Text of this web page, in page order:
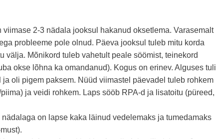
viimase 2-3 nädala jooksul hakanud oksetlema. Varasemalt
probleeme pole olnud. Päeva jooksul tuleb mitu korda
välja. Mõnikord tuleb vahetult peale söömist, teinekord
okse lõhna ka omandanud). Kogus on erinev. Alguses tuli
ja oli pigem paksem. Nüüd viimastel päevadel tuleb rohkem
ja veidi rohkem. Laps sööb RPA-d ja lisatoitu (püreed,
on lapse kaka läinud vedelemaks ja tumedamaks